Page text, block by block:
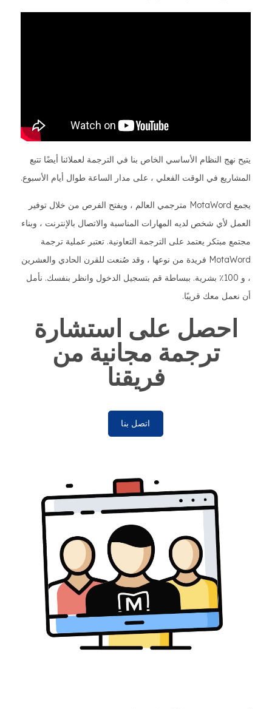
يتيح نهج النظام الأساسي الخاص بنا في الترجمة لعملائنا أيضًا تتبع
المشاريع في الوقت الفعلي ، على مدار الساعة طوال أيام الأسبوع.
يجمع MotaWord مترجمي العالم ، ويفتح الفرص من خلال توفير
العمل لأي شخص لديه المهارات المناسبة والاتصال بالإنترنت ، وبناء
مجتمع مبتكر يعتمد على الترجمة التعاونية. تعتبر عملية ترجمة
MotaWord فريدة من نوعها ، وقد صُنعت للقرن الحادي والعشرين
، و 100٪ بشرية. ببساطة قم بتسجيل الدخول وانظر بنفسك. نأمل
أن نعمل معك قريبًا.
احصل على استشارة
ترجمة مجانية من
فريقنا
اتصل بنا